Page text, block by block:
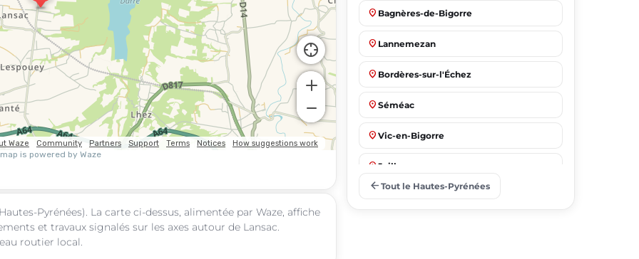
Pyrénées). La carte ci-dessus, alimentée par Waze, affiche
et travaux signalés sur les axes autour de Lansac.
routier local.
place Bagnères-de-Bigorre
place Lannemezan
place Bordères-sur-l'Échez
place Séméac
place Vic-en-Bigorre
place Juillan
arrow_back Tout le Hautes-Pyrénées